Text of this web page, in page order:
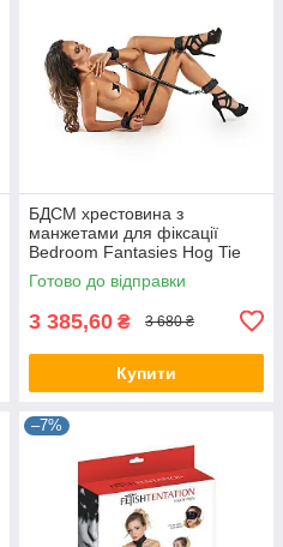
БДСМ хрестовина з
манжетами для фіксації
Bedroom Fantasies Hog Tie
Cross Bar With Cuffs
Готово до відправки
3 385,60 ₴ 3 680 ₴
Купити
–7%